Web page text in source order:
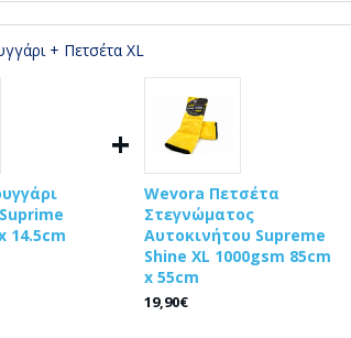
+ Πετσέτα XL
14.5cm
+
Wevora Πετσέτα
Στεγνώματος
Αυτοκινήτου Supreme
Shine XL 1000gsm 85cm
x 55cm
19,90€